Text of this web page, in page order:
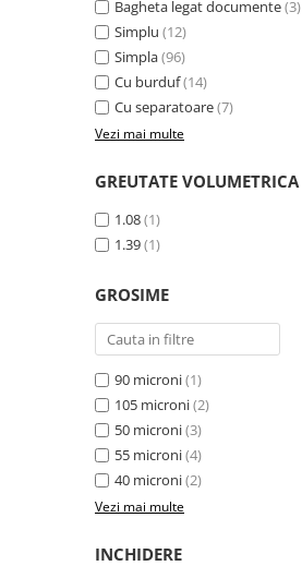
Pixuri fara mecanism
Pixuri pentru ghisee
Rezerve pixuri
Stilouri si rezerve
Textmarkere
Comunicare si prezentare
Ecusoane si accesorii
Flipcharturi si accesorii
Focus touch
Hartie flipchart
Panouri, suporturi si aviziere
pentru prezentare
Bagheta legat documente(3)
Simplu (12)
Simpla(96)
Cu burduf(14)
Cu separatoare(7)
Vezi mai multe
GREUTATE VOLUMETRICA
1.08(1)
1.39(1)
GROSIME
90 microni(1)
105 microni(2)
50 microni(3)
55 microni(4)
40 microni(2)
Vezi mai multe
INCHIDERE